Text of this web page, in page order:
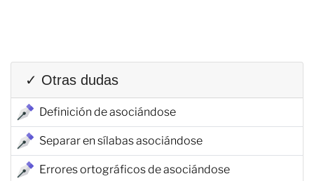
✓ Otras dudas
Definición de asociándose
Separar en sílabas asociándose
Errores ortográficos de asociándose